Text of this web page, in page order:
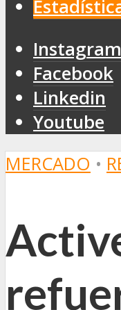
Instagram
Facebook
Linkedin
Youtube
MERCADO •